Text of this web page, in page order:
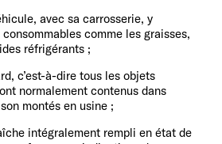
avec sa carrosserie, y
comme les graisses,
réfrigérants ;
c’est-à-dire tous les objets
normalement contenus dans
montés en usine ;
intégralement rempli en état de